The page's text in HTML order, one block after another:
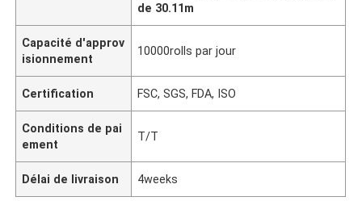
de 30.11m
Capacité d'approv
isionnement
10000rolls par jour
Certification FSC, SGS, FDA, ISO
Conditions de pai
ement
T/T
Délai de livraison 4weeks